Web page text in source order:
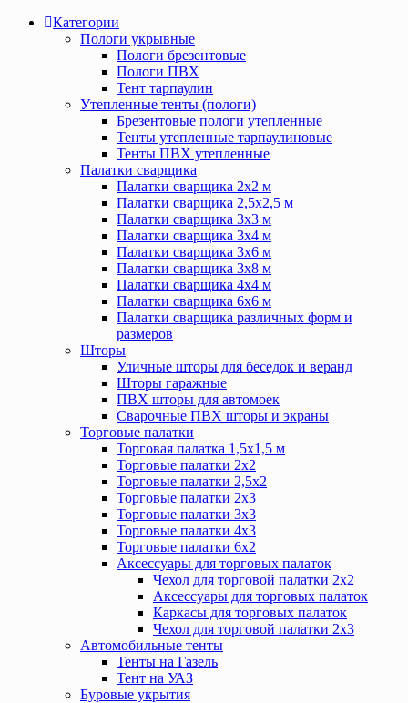
Категории
Пологи укрывные
Пологи брезентовые
Пологи ПВХ
Тент тарпаулин
Утепленные тенты (пологи)
Брезентовые пологи утепленные
Тенты утепленные тарпаулиновые
Тенты ПВХ утепленные
Палатки сварщика
Палатки сварщика 2х2 м
Палатки сварщика 2,5х2,5 м
Палатки сварщика 3х3 м
Палатки сварщика 3х4 м
Палатки сварщика 3х6 м
Палатки сварщика 3х8 м
Палатки сварщика 4х4 м
Палатки сварщика 6х6 м
Палатки сварщика различных форм и
размеров
Шторы
Уличные шторы для беседок и веранд
Шторы гаражные
ПВХ шторы для автомоек
Сварочные ПВХ шторы и экраны
Торговые палатки
Торговая палатка 1,5х1,5 м
Торговые палатки 2х2
Торговые палатки 2,5х2
Торговые палатки 2х3
Торговые палатки 3х3
Торговые палатки 4х3
Торговые палатки 6х2
Аксессуары для торговых палаток
Чехол для торговой палатки 2х2
Аксессуары для торговых палаток
Каркасы для торговых палаток
Чехол для торговой палатки 2х3
Автомобильные тенты
Тенты на Газель
Тент на УАЗ
Буровые укрытия